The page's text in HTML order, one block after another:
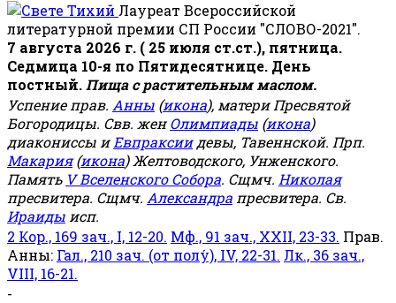
Лауреат Всероссийской
литературной премии СП России "СЛОВО-2021".
7 августа 2026 г. ( 25 июля ст.ст.), пятница.
Седмица 10-я по Пятидесятнице. День
постный. Пища с растительным маслом.
Успение прав. Анны (икона), матери Пресвятой
Богородицы. Свв. женОлимпиады (икона)
диакониссы иЕвпраксиидевы, Тавеннской. Прп.
Макария(икона) Желтоводского, Унженского.
Память V Вселенского Собора. Сщмч. Николая
пресвитера. Сщмч. Александра пресвитера. Св.
Ираиды исп.
2 Кор., 169 зач., I, 12-20. Мф., 91 зач., XXII, 23-33. Прав.
Анны: Гал., 210 зач. (от полу́), IV, 22-31. Лк., 36 зач.,
VIII, 16-21.
-